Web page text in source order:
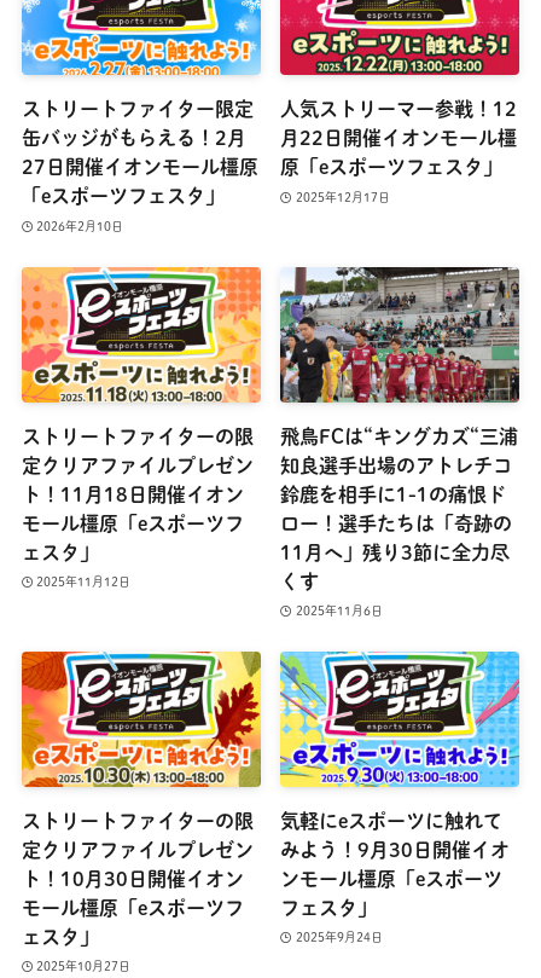
ストリートファイター限定
缶バッジがもらえる！2月
27日開催イオンモール橿原
「eスポーツフェスタ」
2026年2月10日
人気ストリーマー参戦！12
月22日開催イオンモール橿
原「eスポーツフェスタ」
2025年12月17日
ストリートファイターの限
定クリアファイルプレゼン
ト！11月18日開催イオン
モール橿原「eスポーツフ
ェスタ」
2025年11月12日
飛鳥FCは“キングカズ“三浦
知良選手出場のアトレチコ
鈴鹿を相手に1-1の痛恨ド
ロー！選手たちは「奇跡の
11月へ」残り3節に全力尽
くす
2025年11月6日
ストリートファイターの限
定クリアファイルプレゼン
ト！10月30日開催イオン
モール橿原「eスポーツフ
ェスタ」
2025年10月27日
気軽にeスポーツに触れて
みよう！9月30日開催イオ
ンモール橿原「eスポーツ
フェスタ」
2025年9月24日